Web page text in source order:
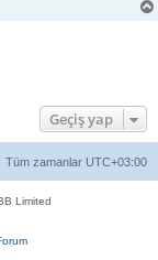
Geçiş yap
Tüm zamanlar UTC+03:00
Limited